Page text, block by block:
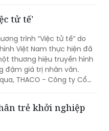
trình “Việc tử tế” do
Việt Nam thực hiện đã
thương hiệu truyền hình
đậm giá trị nhân văn.
THACO - Công ty Cổ
Trường Hải đồng hành
mong muốn lan tỏa
động đẹp, những tấm
trẻ khởi nghiệp
10/6, tại TP Hải Phòng,